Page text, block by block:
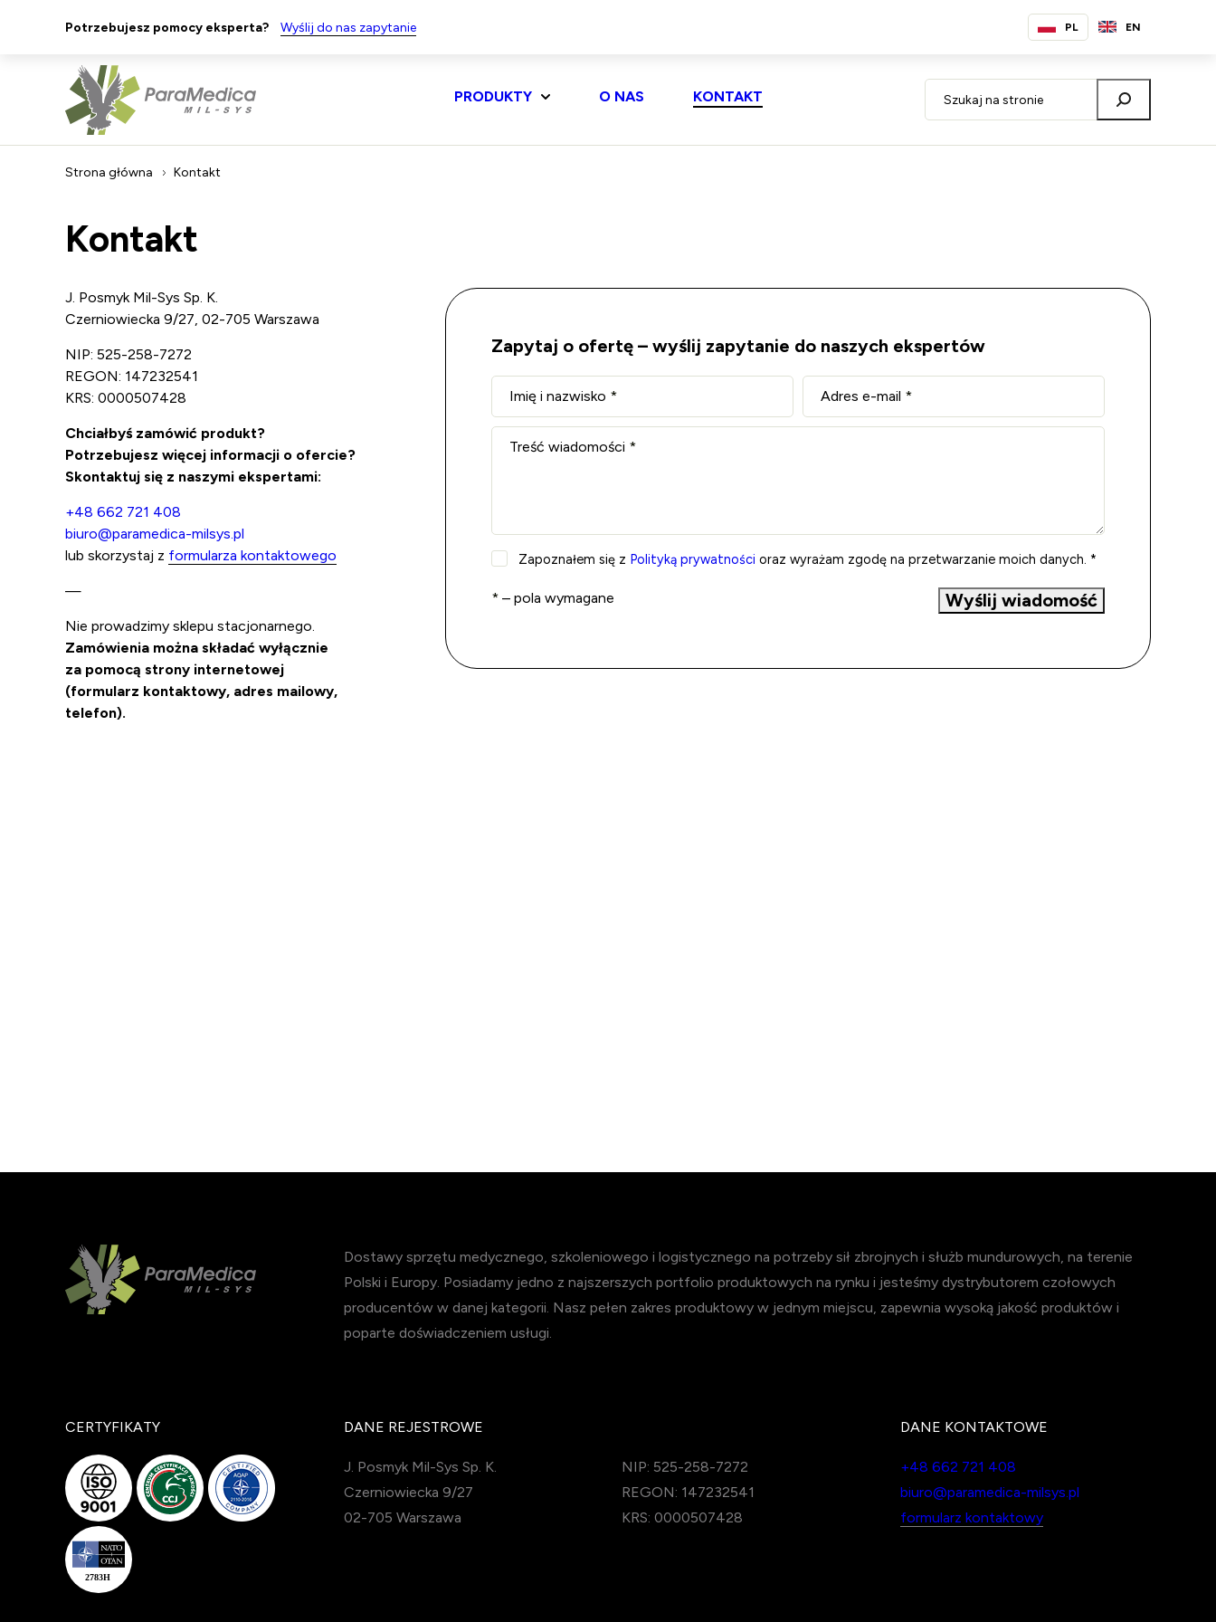
Potrzebujesz pomocy eksperta? Wyślij do nas zapytanie
PRODUKTY O NAS KONTAKT
PL EN
Strona główna Kontakt
Kontakt
J. Posmyk Mil-Sys Sp. K.
Czerniowiecka 9/27, 02-705 Warszawa
NIP: 525-258-7272
REGON: 147232541
KRS: 0000507428
Chciałbyś zamówić produkt?
Potrzebujesz więcej informacji o ofercie?
Skontaktuj się z naszymi ekspertami:
+48 662 721 408
biuro@paramedica-milsys.pl
lub skorzystaj z formularza kontaktowego
—
Nie prowadzimy sklepu stacjonarnego.
Zamówienia można składać wyłącznie
za pomocą strony internetowej
(formularz kontaktowy, adres mailowy,
telefon).
Zapytaj o ofertę – wyślij zapytanie do naszych ekspertów
Imię i nazwisko * Adres e-mail *
Treść wiadomości *
Zapoznałem się z Polityką prywatności oraz wyrażam zgodę na przetwarzanie moich danych. *
* – pola wymagane Wyślij wiadomość
Dostawy sprzętu medycznego, szkoleniowego i logistycznego na potrzeby sił zbrojnych i służb mundurowych, na terenie
Polski i Europy. Posiadamy jedno z najszerszych portfolio produktowych na rynku i jesteśmy dystrybutorem czołowych
producentów w danej kategorii. Nasz pełen zakres produktowy w jednym miejscu, zapewnia wysoką jakość produktów i
poparte doświadczeniem usługi.
CERTYFIKATY DANE REJESTROWE
J. Posmyk Mil-Sys Sp. K.
Czerniowiecka 9/27
02-705 Warszawa
NIP: 525-258-7272
REGON: 147232541
KRS: 0000507428
DANE KONTAKTOWE
+48 662 721 408
biuro@paramedica-milsys.pl
formularz kontaktowy